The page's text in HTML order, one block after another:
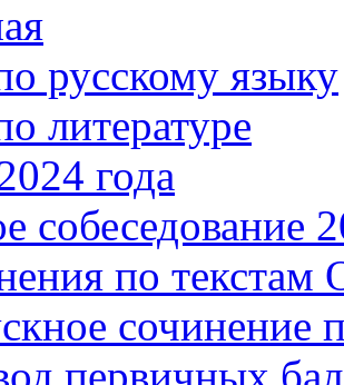
русскому языку
литературе
года
собеседование
по текстам
сочинение